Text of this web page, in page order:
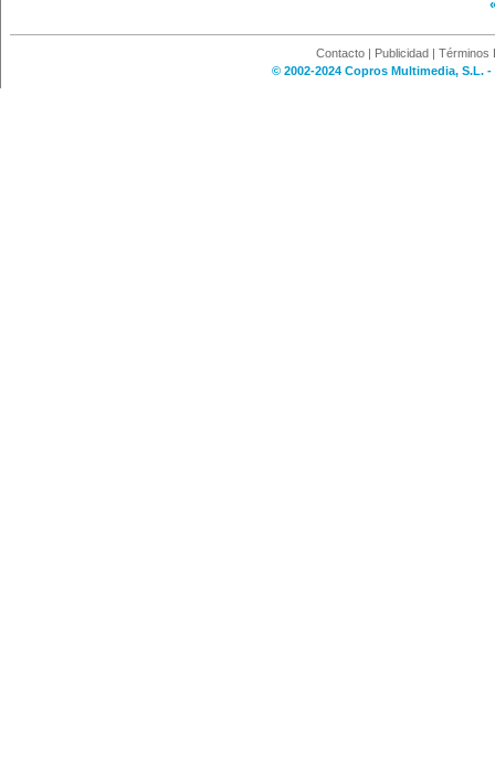
Contacto | Publicidad | Términos
© 2002-2024 Copros Multimedia, S.L.